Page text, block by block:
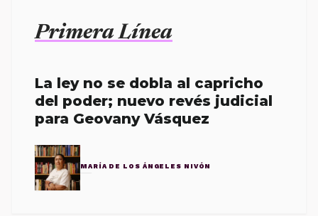
Primera Línea
La ley no se dobla al capricho
del poder; nuevo revés judicial
para Geovany Vásquez
MARÍA DE LOS ÁNGELES NIVÓN